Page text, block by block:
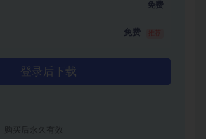
免费
免费
登录后下载
购买后永久有效